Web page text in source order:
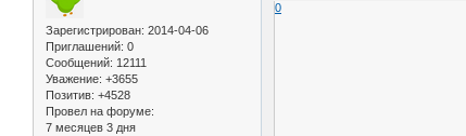
Зарегистрирован: 2014-04-06
Приглашений: 0
Сообщений: 12111
Уважение: +3655
Позитив: +4528
Провел на форуме:
7 месяцев 3 дня
0